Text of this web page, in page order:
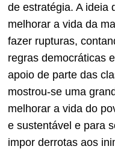
de estratégia. A ideia
melhorar a vida da
fazer rupturas,
regras democráticas
apoio de parte das
mostrou-se uma
melhorar a vida do
e sustentável e para
impor derrotas aos